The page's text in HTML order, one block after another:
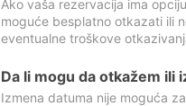
Ako vaša rezervacija ima
moguće besplatno otkazati ili
eventualne troškove
Da li mogu da otkažem ili
Izmena datuma nije moguća